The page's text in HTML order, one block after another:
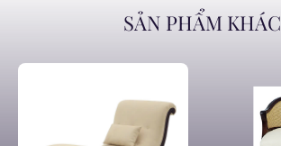
SẢN PHẨM KHÁC